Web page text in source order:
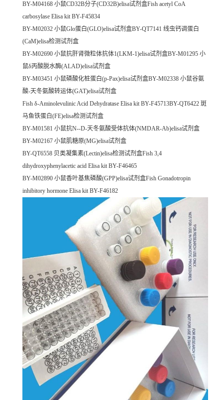
BY-M04168 小鼠CD32B分子(CD32B)elisa试剂盒Fish acetyl CoA
carbosylase Elisa kit BY-F45834
BY-M02032 小鼠Glo蛋白(GLO)elisa试剂盒BY-QT7141 线虫钙调蛋白
(CaM)elisa检测试剂盒
BY-M02690 小鼠抗肝肾微粒体抗体1(LKM-1)elisa试剂盒BY-M01295 小
鼠δ丙酸脱水酶(ALAD)elisa试剂盒
BY-M03451 小鼠磷酸化桩蛋白(p-Pax)elisa试剂盒BY-M02338 小鼠谷氨
酸-天冬氨酸转运体(GAT)elisa试剂盒
Fish δ-Aminolevulinic Acid Dehydratase Elisa kit BY-F45713BY-QT6422 斑
马鱼铁蛋白(FE)elisa检测试剂盒
BY-M01581 小鼠抗N--D-天冬氨酸受体抗体(NMDAR-Ab)elisa试剂盒
BY-M02167 小鼠肌糖原(MG)elisa试剂盒
BY-QT6558 贝类凝集素(Lectin)elisa检测试剂盒Fish 3,4
dihydroxyphenylacetic acid Elisa kit BY-F46465
BY-M02890 小鼠香叶基焦磷酸(GPP)elisa试剂盒Fish Gonadotropin
inhibitory hormone Elisa kit BY-F46182